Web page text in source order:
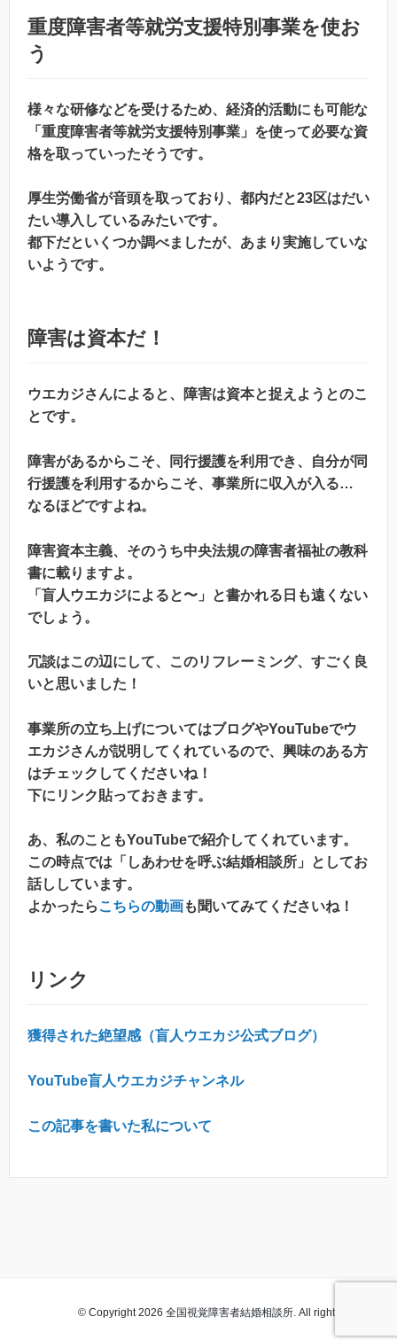
重度障害者等就労支援特別事業を使お
う
様々な研修などを受けるため、経済的活動にも可能な
「重度障害者等就労支援特別事業」を使って必要な資
格を取っていったそうです。
厚生労働省が音頭を取っており、都内だと23区はだい
たい導入しているみたいです。
都下だといくつか調べましたが、あまり実施していな
いようです。
障害は資本だ！
ウエカジさんによると、障害は資本と捉えようとのこ
とです。
障害があるからこそ、同行援護を利用でき、自分が同
行援護を利用するからこそ、事業所に収入が入る…
なるほどですよね。
障害資本主義、そのうち中央法規の障害者福祉の教科
書に載りますよ。
「盲人ウエカジによると〜」と書かれる日も遠くない
でしょう。
冗談はこの辺にして、このリフレーミング、すごく良
いと思いました！
事業所の立ち上げについてはブログやYouTubeでウ
エカジさんが説明してくれているので、興味のある方
はチェックしてくださいね！
下にリンク貼っておきます。
あ、私のこともYouTubeで紹介してくれています。
この時点では「しあわせを呼ぶ結婚相談所」としてお
話ししています。
よかったら こちらの動画も聞いてみてくださいね！
リンク
獲得された絶望感（盲人ウエカジ公式ブログ）
YouTube盲人ウエカジチャンネル
この記事を書いた私について
© Copyright 2026 全国視覚障害者結婚相談所. All rights reserved.